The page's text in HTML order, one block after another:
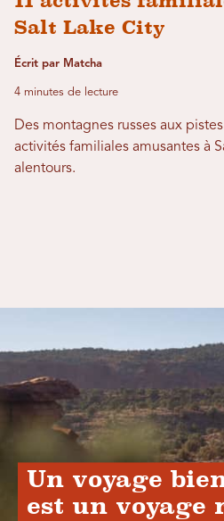
Salt Lake City
Écrit par Matcha
4 minutes de lecture
Des montagnes russes aux
activités familiales amusantes à
alentours.
Un voyage
est un voyage